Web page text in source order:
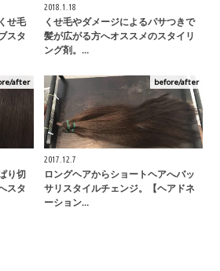
せ毛
スタ
2018.1.18
くせ毛やダメージによるパサつきで
髪が広がる方へオススメのスタイリ
ング剤。…
after
り切
スタ
before/after
2017.12.7
ロングヘアからショートヘアへバッ
サリスタイルチェンジ。【ヘアドネ
ーション…